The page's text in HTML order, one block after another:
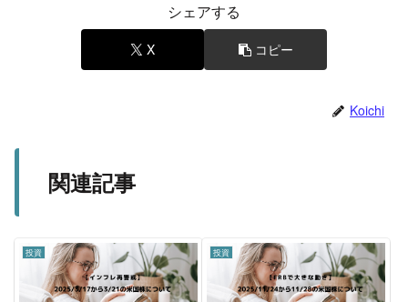
シェアする
X コピー
Koichi
関連記事
投資 投資